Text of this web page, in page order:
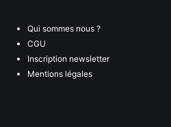
Qui sommes nous ?
CGU
Inscription newsletter
Mentions légales